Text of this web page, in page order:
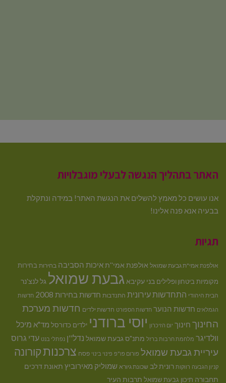
האתר בתהליך הנגשה לבעלי מוגבלויות
אנו עושים כל מאמץ להשלים את הנגשת האתר! במידה ונתקלת
בבעיה אנא פנה אלינו!
תגיות
אולפנת אמי"ת גבעת שמואל אולפנת אמי''תאיכות הסביבה בחירות בחירות
מקומיותביטחון ופלילים בני עקיבא גבעת שמואל גל לנצ'נר
הבית היהודי התחדשות עירונית התנדבות חדשות בחירות 2008 חדשות
הגמלאים חדשות הנוער חדשות הספורט חדשות ילדים חדשות מערכת
החינוך חינוך יום הזיכרון יוסי ברודני ילדים כדורסל מד"א מיכל
וולדיגר מלחמת חרבות ברזל מתנ"ס גבעת שמואל נדל''ן נפתלי בנט עדי גרוס
עיריית גבעת שמואל פורום פו"פ פינוי בינוי פסח צרכנותקורונה
קניון הגבעה רווקות רונית לב שכונת גיורא שמוליק מאירוביץ תאונת דרכים
תחבורה תיכון גבעת שמואל תרבות העיר